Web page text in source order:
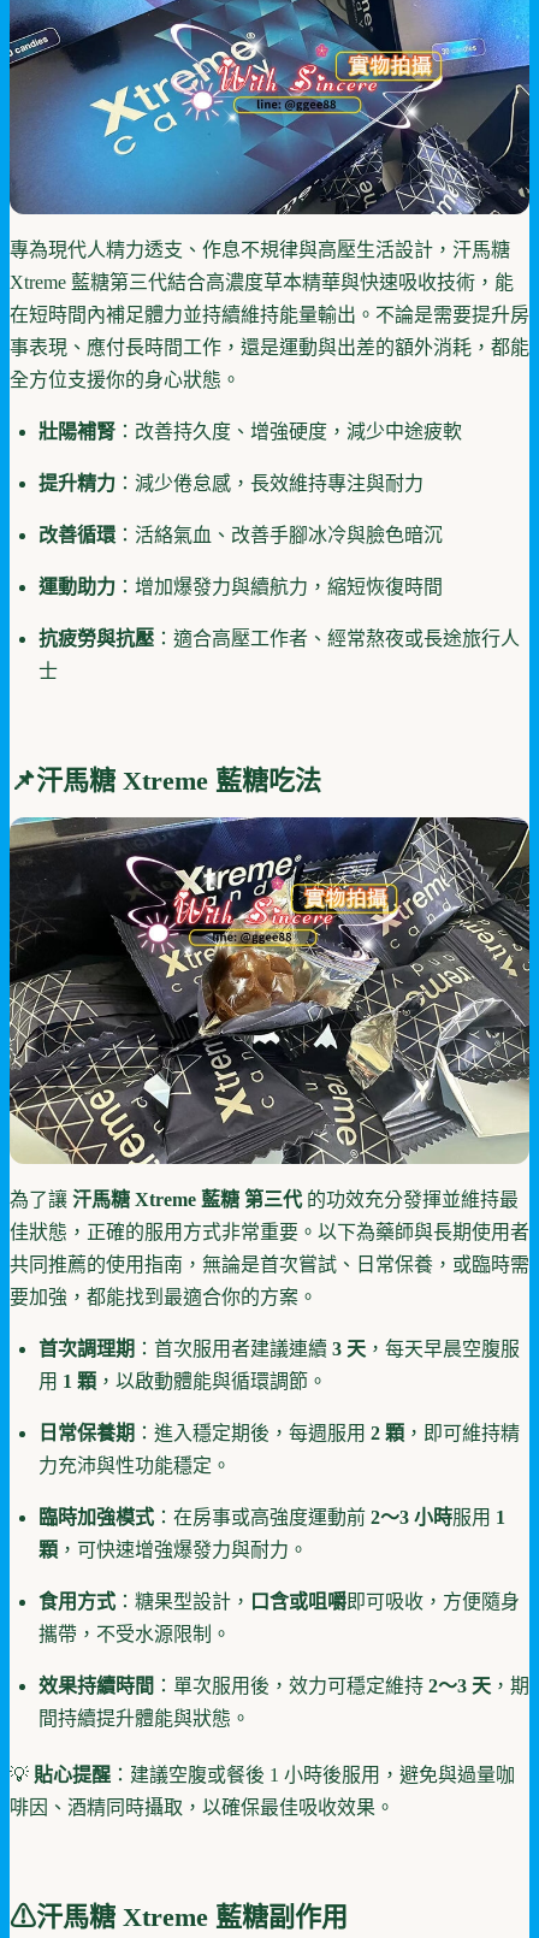
專為現代人精力透支、作息不規律與高壓生活設計，汗馬糖
Xtreme 藍糖第三代結合高濃度草本精華與快速吸收技術，能
在短時間內補足體力並持續維持能量輸出。不論是需要提升房
事表現、應付長時間工作，還是運動與出差的額外消耗，都能
全方位支援你的身心狀態。
壯陽補腎 ：改善持久度、增強硬度，減少中途疲軟
提升精力 ：減少倦怠感，長效維持專注與耐力
改善循環 ：活絡氣血、改善手腳冰冷與臉色暗沉
運動助力 ：增加爆發力與續航力，縮短恢復時間
抗疲勞與抗壓 ：適合高壓工作者、經常熬夜或長途旅行人
士
📌汗馬糖 Xtreme 藍糖吃法
為了讓 汗馬糖 Xtreme 藍糖 第三代的功效充分發揮並維持最
佳狀態，正確的服用方式非常重要。以下為藥師與長期使用者
共同推薦的使用指南，無論是首次嘗試、日常保養，或臨時需
要加強，都能找到最適合你的方案。
首次調理期 ：首次服用者建議連續 3 天 ，每天早晨空腹服
用 1 顆 ，以啟動體能與循環調節。
日常保養期 ：進入穩定期後，每週服用 2 顆 ，即可維持精
力充沛與性功能穩定。
臨時加強模式 ：在房事或高強度運動前 2～3 小時服用 1
顆 ，可快速增強爆發力與耐力。
食用方式 ：糖果型設計， 口含或咀嚼即可吸收，方便隨身
攜帶，不受水源限制。
效果持續時間 ：單次服用後，效力可穩定維持 2～3 天 ，期
間持續提升體能與狀態。
💡 貼心提醒 ：建議空腹或餐後 1 小時後服用，避免與過量咖
啡因、酒精同時攝取，以確保最佳吸收效果。
⚠汗馬糖 Xtreme 藍糖副作用